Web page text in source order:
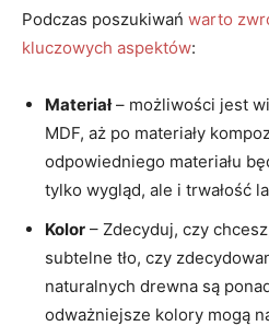
Podczas poszukiwań warto
kluczowych aspektów:
Materiał– możliwości jest
MDF, aż po materiały
odpowiedniego materiału
tylko wygląd, ale i trwałość
Kolor – Zdecyduj, czy
subtelne tło, czy
naturalnych drewna są
odważniejsze kolory mogą